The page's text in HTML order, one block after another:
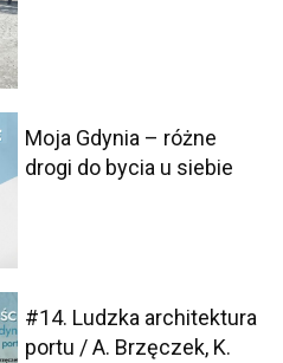
Moja Gdynia – różne
drogi do bycia u siebie
#14. Ludzka architektura
portu / A. Brzęczek, K.